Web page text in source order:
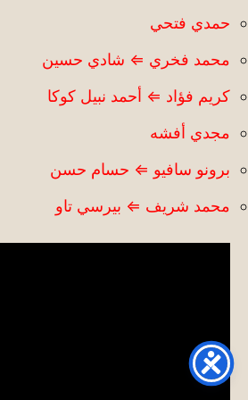
حمدي فتحي
محمد فخري ⇐ شادي حسين
كريم فؤاد ⇐ أحمد نبيل كوكا
مجدي أفشه
برونو سافيو ⇐ حسام حسن
محمد شريف ⇐ بيرسي تاو